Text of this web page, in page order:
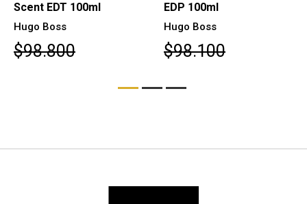
Scent EDT 100ml
Hugo Boss
$98.800
EDP 100ml
Hugo Boss
$98.100